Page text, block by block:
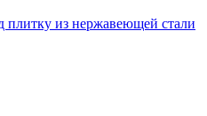
плитку из нержавеющей стали